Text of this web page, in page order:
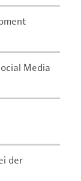
Media
der